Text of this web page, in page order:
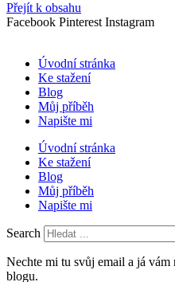
Přejít k obsahu
Facebook Pinterest Instagram
Úvodní stránka
Ke stažení
Blog
Můj příběh
Napište mi
Úvodní stránka
Ke stažení
Blog
Můj příběh
Napište mi
Search
Nechte mi tu svůj email a já
blogu.